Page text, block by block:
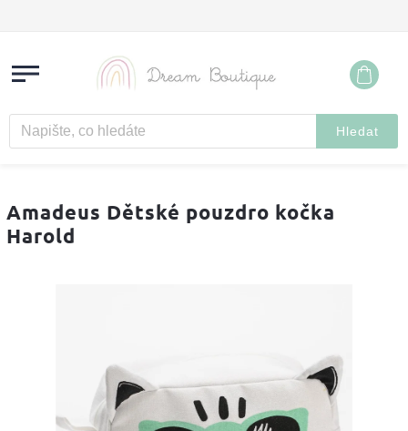
Hledat
Amadeus Dětské pouzdro kočka
Harold